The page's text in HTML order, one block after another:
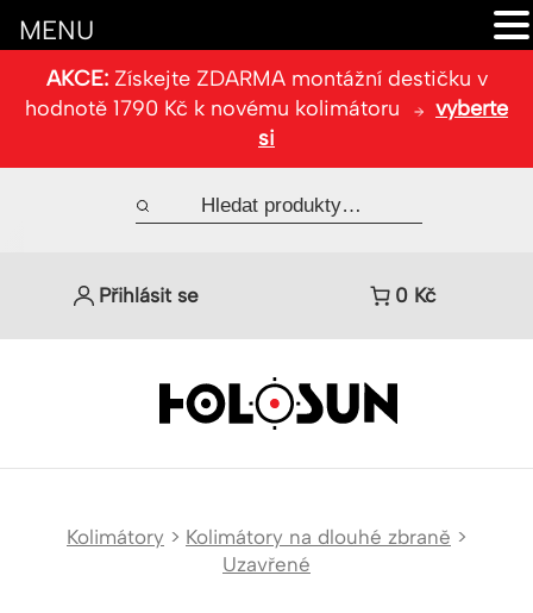
AKCE:Získejte ZDARMA montážní destičku v
hodnotě 1790 Kč k novému kolimátoru
vyberte
si
Přihlásit se 0 Kč
Kolimátory > Kolimátory na dlouhé zbraně >
Uzavřené
MENU